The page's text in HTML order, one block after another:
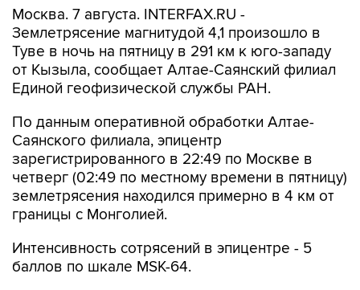
Москва. 7 августа. INTERFAX.RU -
Землетрясение магнитудой 4,1 произошло в
Туве в ночь на пятницу в 291 км к юго-западу
от Кызыла, сообщает Алтае-Саянский филиал
Единой геофизической службы РАН.
По данным оперативной обработки Алтае-
Саянского филиала, эпицентр
зарегистрированного в 22:49 по Москве в
четверг (02:49 по местному времени в пятницу)
землетрясения находился примерно в 4 км от
границы с Монголией.
Интенсивность сотрясений в эпицентре - 5
баллов по шкале MSK-64.